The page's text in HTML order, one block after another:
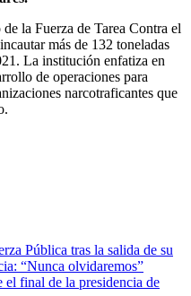
la Fuerza de Tarea Contra el
más de 132 toneladas
La institución enfatiza en
de operaciones para
narcotraficantes que
Pública tras la salida de su
“Nunca olvidaremos”
final de la presidencia de